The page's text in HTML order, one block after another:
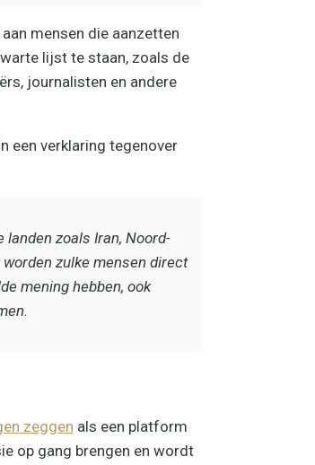
mensen die aanzetten
lijst te staan, zoals de
journalisten en andere
een verklaring tegenover
landen zoals Iran, Noord-
zulke mensen direct
mening hebben, ook
zeggen als een platform
op gang brengen en wordt